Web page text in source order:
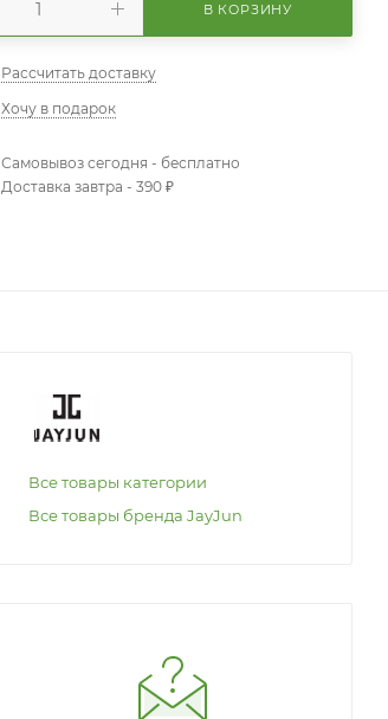
В КОРЗИНУ
Рассчитать доставку
Хочу в подарок
Самовывоз сегодня - бесплатно
Доставка завтра - 390 ₽
Все товары категории
Все товары бренда JayJun